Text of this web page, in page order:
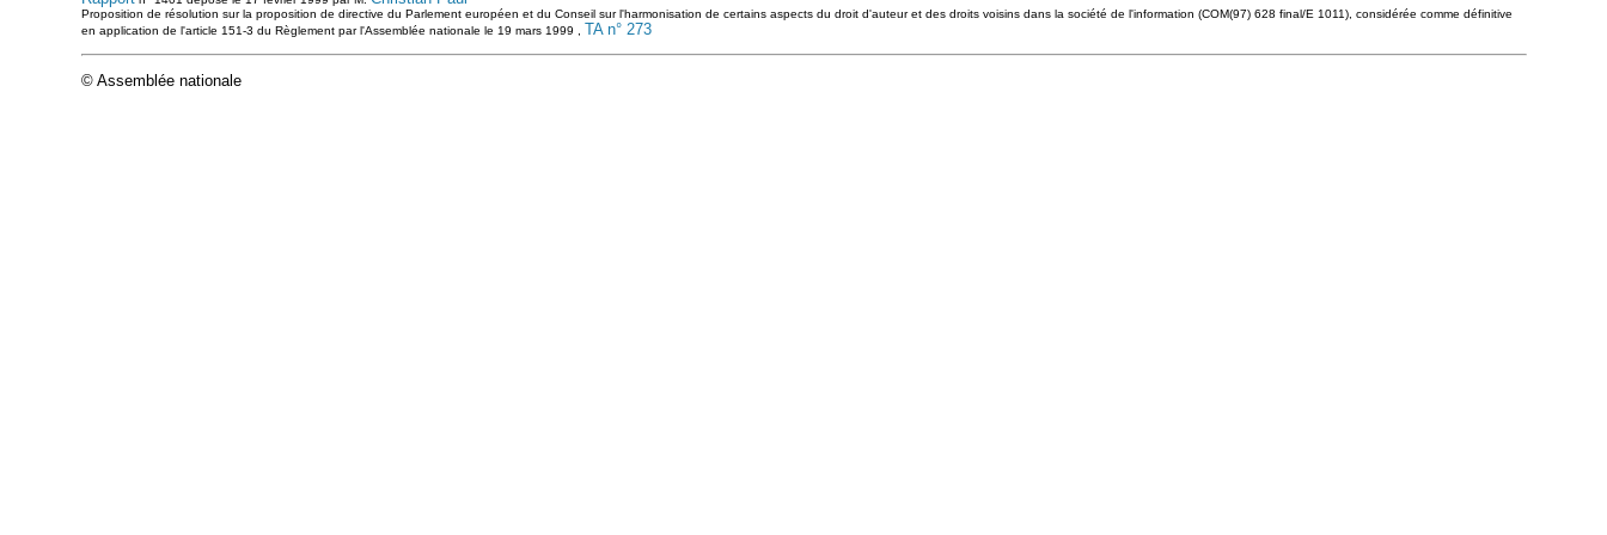
Proposition de résolution sur la proposition de directive du Parlement européen et du Conseil sur l'harmonisation de certains aspects du droit d'auteur et des droits voisins dans la société de l'information (COM(97) 628 final/E 1011), considérée comme définitive
en application de l'article 151-3 du Règlement par l'Assemblée nationale le 19 mars 1999 , TA n° 273
© Assemblée nationale